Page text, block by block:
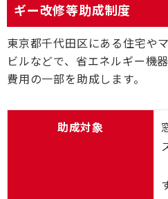
ギー改修等助成制度
東京都千代田区にある住宅や
ビルなどで、省エネルギー機
費用の一部を助成します。
助成対象